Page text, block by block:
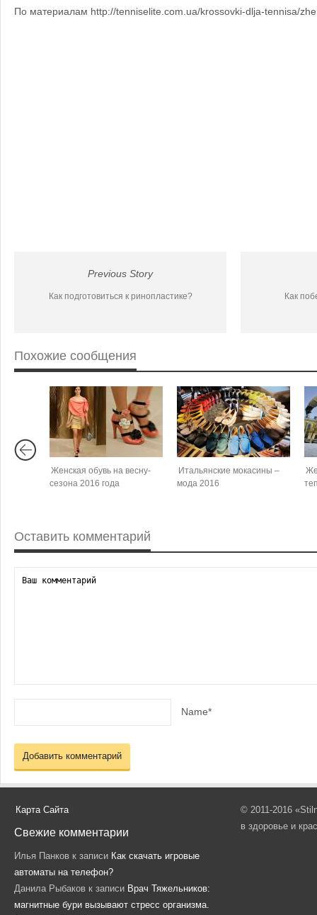
По материалам http://tenniselite.com.ua/krossovki-dlja-tennisa/
Previous Story
Как подготовиться к ринопластике? Как
Похожие сообщения
Женская обувь на весну-
сезона 2016 года
Итальянские мокасины –
мода 2016
Оставить комментарий
Name*
Карта Сайта
Свежие комментарии
Илья Панков к записи Как скачать игровые
автоматы на телефон?
Данила Рыбаков к записи Врач Тяжельников:
магнитные бури вызывают стресс организма.
© 2011-2016
в здоровье и